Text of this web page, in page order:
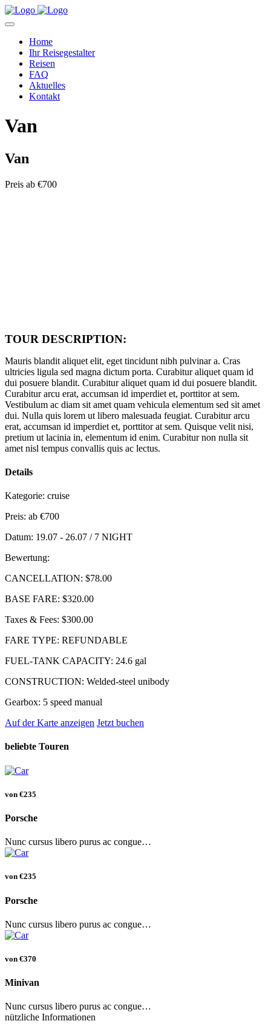
Home
Ihr Reisegestalter
Reisen
FAQ
Aktuelles
Kontakt
Van
Van
Preis ab €700
TOUR DESCRIPTION:
Mauris blandit aliquet elit, eget tincidunt nibh pulvinar a. Cras
ultricies ligula sed magna dictum porta. Curabitur aliquet quam id
dui posuere blandit. Curabitur aliquet quam id dui posuere blandit.
Curabitur arcu erat, accumsan id imperdiet et, porttitor at sem.
Vestibulum ac diam sit amet quam vehicula elementum sed sit amet
dui. Nulla quis lorem ut libero malesuada feugiat. Curabitur arcu
erat, accumsan id imperdiet et, porttitor at sem. Quisque velit nisi,
pretium ut lacinia in, elementum id enim. Curabitur non nulla sit
amet nisl tempus convallis quis ac lectus.
Details
Kategorie: cruise
Preis: ab €700
Datum: 19.07 - 26.07 / 7 NIGHT
Bewertung:
CANCELLATION: $78.00
BASE FARE: $320.00
Taxes & Fees: $300.00
FARE TYPE: REFUNDABLE
FUEL-TANK CAPACITY: 24.6 gal
CONSTRUCTION: Welded-steel unibody
Gearbox: 5 speed manual
Auf der Karte anzeigen Jetzt buchen
beliebte Touren
von €235
Porsche
Nunc cursus libero purus ac congue…
von €235
Porsche
Nunc cursus libero purus ac congue…
von €370
Minivan
Nunc cursus libero purus ac congue…
nützliche Informationen